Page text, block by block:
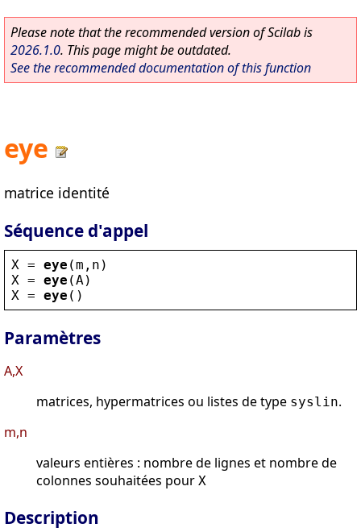
Please note that the recommended version of Scilab is
2026.1.0. This page might be outdated.
See the recommended documentation of this function
eye
matrice identité
Séquence d'appel
X = eye (m , n )
X = eye (A )
X = eye ()
Paramètres
A,X
matrices, hypermatrices ou listes de type syslin.
m,n
valeurs entières : nombre de lignes et nombre de
colonnes souhaitées pour X
Description